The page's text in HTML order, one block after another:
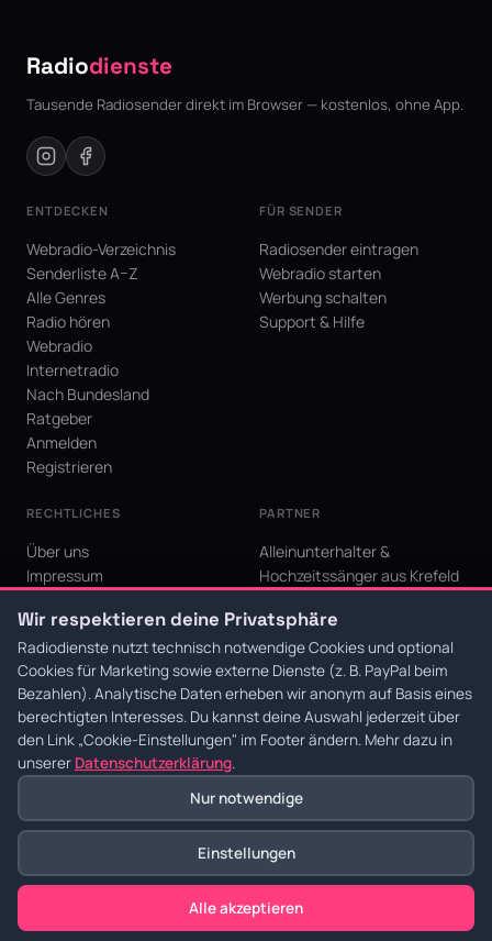
Radiodienste
Tausende Radiosender direkt im Browser — kostenlos, ohne App.
ENTDECKEN
Webradio-Verzeichnis
Senderliste A–Z
Alle Genres
Radio hören
Webradio
Internetradio
Nach Bundesland
Ratgeber
Anmelden
Registrieren
FÜR SENDER
Radiosender eintragen
Webradio starten
Werbung schalten
Support & Hilfe
RECHTLICHES
Über uns
Impressum
AGB
Cookie-Einstellungen
PARTNER
Alleinunterhalter &
Hochzeitssänger aus Krefeld
Krefeld für den Niederrhein
© 2026 Radiodienste. Alle Rechte vorbehalten.·Datenschutz·AGB·
Impressum
Wir respektieren deine Privatsphäre
Radiodienste nutzt technisch notwendige Cookies und optional
Cookies für Marketing sowie externe Dienste (z. B. PayPal beim
Bezahlen). Analytische Daten erheben wir anonym auf Basis eines
berechtigten Interesses. Du kannst deine Auswahl jederzeit über
den Link „Cookie-Einstellungen" im Footer ändern. Mehr dazu in
unserer Datenschutzerklärung.
Nur notwendige
Einstellungen
Alle akzeptieren